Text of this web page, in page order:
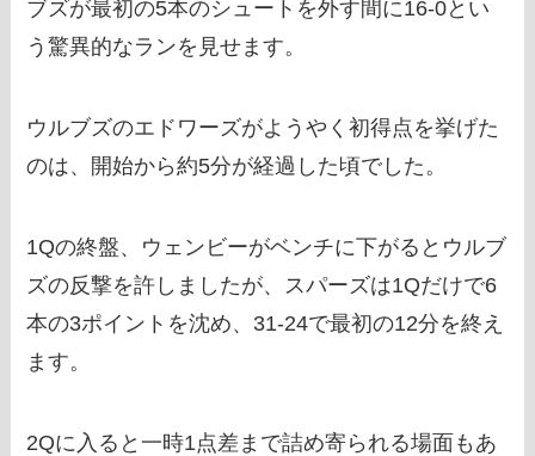
ブズが最初の5本のシュートを外す間に16-0とい
う驚異的なランを見せます。
ウルブズのエドワーズがようやく初得点を挙げた
のは、開始から約5分が経過した頃でした。
1Qの終盤、ウェンビーがベンチに下がるとウルブ
ズの反撃を許しましたが、スパーズは1Qだけで6
本の3ポイントを沈め、31-24で最初の12分を終え
ます。
2Qに入ると一時1点差まで詰め寄られる場面もあ